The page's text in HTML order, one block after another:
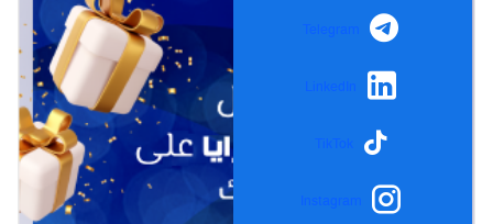
Telegram
LinkedIn
TikTok
Instagram